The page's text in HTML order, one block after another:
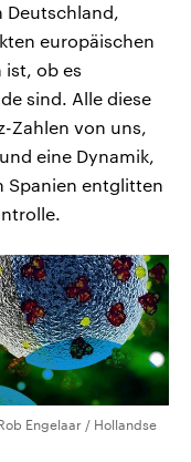
Deutschland,
europäischen
ist, ob es
sind. Alle diese
Zahlen von uns,
eine Dynamik,
Spanien entglitten
Engelaar / Hollandse